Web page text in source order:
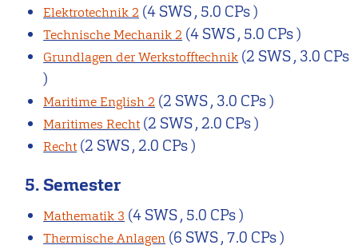
Elektrotechnik 2 (4 SWS , 5.0 CPs )
Technische Mechanik 2 (4 SWS , 5.0 CPs )
Grundlagen der Werkstofftechnik (2 SWS , 3.0 CPs
)
Maritime English 2 (2 SWS , 3.0 CPs )
Maritimes Recht (2 SWS , 2.0 CPs )
Recht (2 SWS , 2.0 CPs )
5. Semester
Mathematik 3 (4 SWS , 5.0 CPs )
Thermische Anlagen (6 SWS , 7.0 CPs )